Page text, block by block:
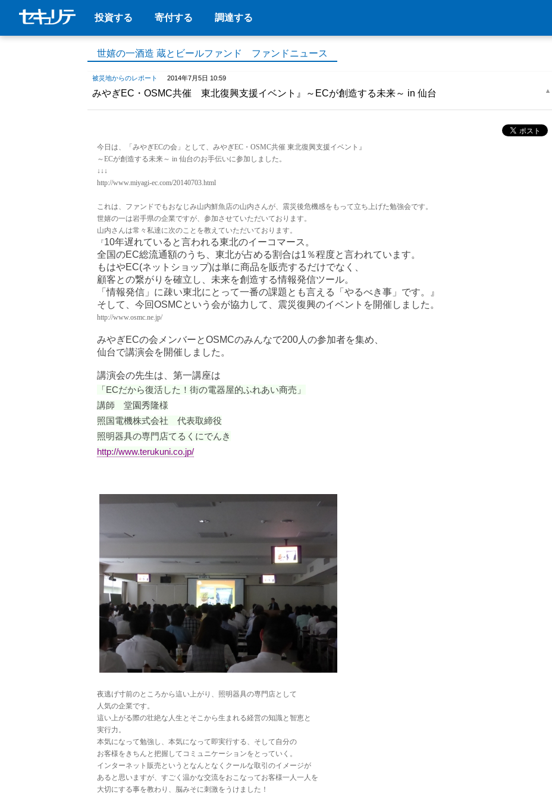
投資する 寄付する 調達する
世嬉の一酒造 蔵とビールファンド ファンドニュース
被災地からのレポート 2014年7月5日 10:59
みやぎEC・OSMC共催 東北復興支援イベント』～ECが創造する未来～ in 仙台
今日は、「みやぎECの会」として、みやぎEC・OSMC共催 東北復興支援イベント』
～ECが創造する未来～ in 仙台のお手伝いに参加しました。
↓↓↓
http://www.miyagi-ec.com/20140703.html
これは、ファンドでもおなじみ山内鮮魚店の山内さんが、震災後危機感をもって立ち上げた勉強会です。
世嬉の一は岩手県の企業ですが、参加させていただいております。
山内さんは常々私達に次のことを教えていただいております。
『10年遅れていると言われる東北のイーコマース。
全国のEC総流通額のうち、東北が占める割合は1％程度と言われています。
もはやEC(ネットショップ)は単に商品を販売するだけでなく、
顧客との繋がりを確立し、未来を創造する情報発信ツール。
「情報発信」に疎い東北にとって一番の課題とも言える「やるべき事」です。』
そして、今回OSMCという会が協力して、震災復興のイベントを開催しました。
http://www.osmc.ne.jp/
みやぎECの会メンバーとOSMCのみんなで200人の参加者を集め、
仙台で講演会を開催しました。
講演会の先生は、第一講座は
「ECだから復活した！街の電器屋的ふれあい商売」
講師 堂園秀隆様
照国電機株式会社 代表取締役
照明器具の専門店てるくにでんき
http://www.terukuni.co.jp/
夜逃げ寸前のところから這い上がり、照明器具の専門店として
人気の企業です。
這い上がる際の壮絶な人生とそこから生まれる経営の知識と智恵と
実行力。
本気になって勉強し、本気になって即実行する、そして自分の
お客様をきちんと把握してコミュニケーションをとっていく。
インターネット販売というとなんとなくクールな取引のイメージが
あると思いますが、すごく温かな交流をおこなってお客様一人一人を
大切にする事を教わり、脳みそに刺激をうけました！